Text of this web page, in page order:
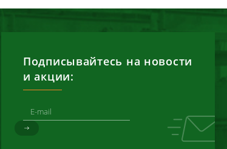
Подписывайтесь на новости
и акции: